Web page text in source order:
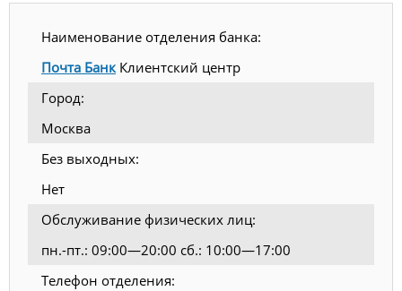
Наименование отделения банка:
Почта БанкКлиентский центр
Город:
Москва
Без выходных:
Нет
Обслуживание физических лиц:
пн.-пт.: 09:00—20:00 сб.: 10:00—17:00
Телефон отделения: